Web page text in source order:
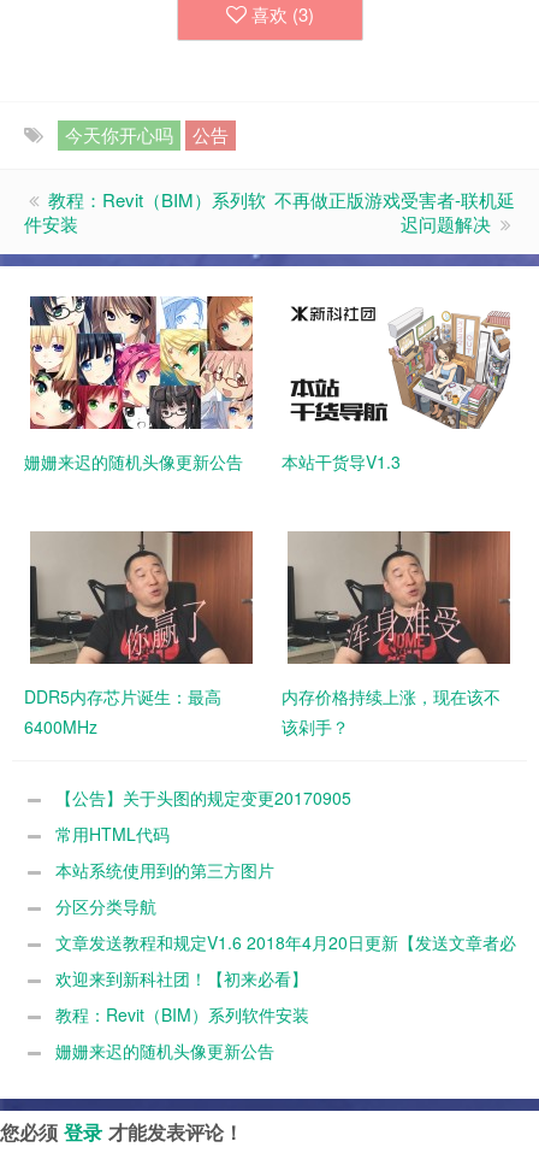
喜欢 (3)
今天你开心吗 公告
教程：Revit（BIM）系列软
件安装
不再做正版游戏受害者-联机延
迟问题解决
姗姗来迟的随机头像更新公告 本站干货导V1.3
DDR5内存芯片诞生：最高
6400MHz
内存价格持续上涨，现在该不
该剁手？
【公告】关于头图的规定变更20170905
常用HTML代码
本站系统使用到的第三方图片
分区分类导航
文章发送教程和规定V1.6 2018年4月20日更新【发送文章者必
看/文章编辑者请联系加群联系管理员】
欢迎来到新科社团！【初来必看】
教程：Revit（BIM）系列软件安装
姗姗来迟的随机头像更新公告
您必须 登录 才能发表评论！